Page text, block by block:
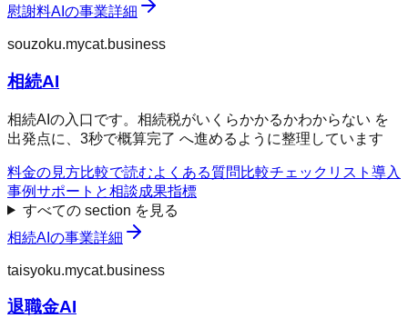
慰謝料AI の事業詳細
souzoku.mycat.business
相続AI
相続AIの入口です。相続税がいくらかかるかわからない を
出発点に、3秒で概算完了 へ進めるように整理しています
料金の見方比較で読むよくある質問 比較チェックリスト 導入
事例サポートと相談成果指標
すべての section を見る
相続AI の事業詳細
taisyoku.mycat.business
退職金AI